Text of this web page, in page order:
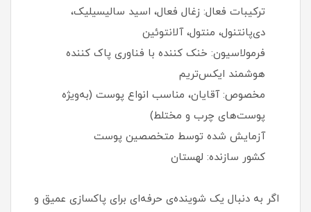
ترکیبات فعال: زغال فعال، اسید سالیسیلیک،
دی‌پانتنول، منتول، آلانتوئین
فرمولاسیون: خنک‌ کننده با فناوری پاک‌ کننده
هوشمند ایکس‌تریم
مخصوص: آقایان، مناسب انواع پوست (به‌ویژه
پوست‌های چرب و مختلط)
آزمایش‌ شده توسط متخصصین پوست
کشور سازنده: لهستان
اگر به‌ دنبال یک شوینده‌ی حرفه‌ای برای پاکسازی عمیق و